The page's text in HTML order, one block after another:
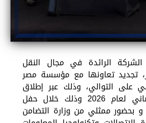
الشركة الرائدة في مجال النقل
تجديد تعاونها مع مؤسسة مصر
على التوالي، وذلك عبر إطلاق
مشروعها الرمضاني لعام 2026 وذلك خلال حفل
بحضور ممثلي من وزارة التضامن